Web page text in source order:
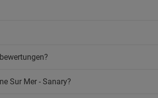
Sur Mer - Sanary?